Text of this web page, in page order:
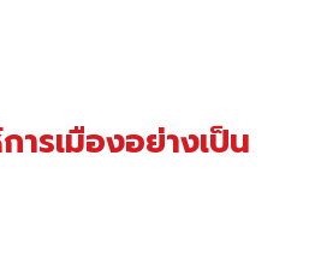
การเมืองอย่างเป็น